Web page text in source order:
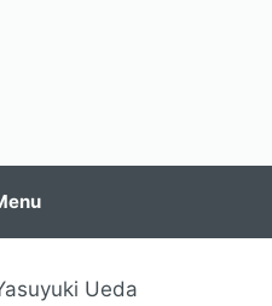
Ueda